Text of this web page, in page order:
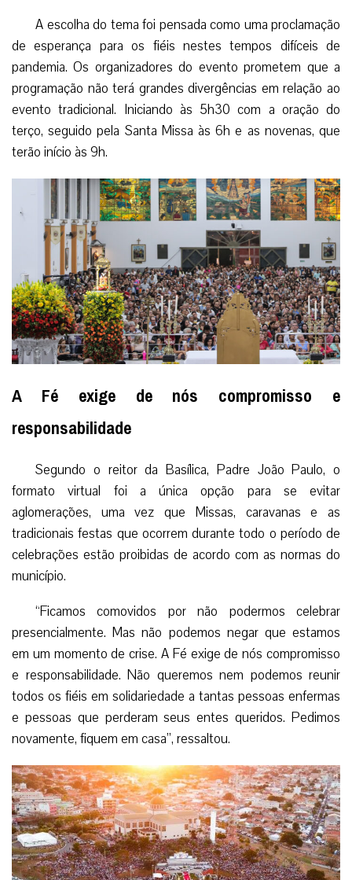
A escolha do tema foi pensada como uma proclamação
de esperança para os fiéis nestes tempos difíceis de
pandemia. Os organizadores do evento prometem que a
programação não terá grandes divergências em relação ao
evento tradicional. Iniciando às 5h30 com a oração do
terço, seguido pela Santa Missa às 6h e as novenas, que
terão início às 9h.
A Fé exige de nós compromisso e
responsabilidade
Segundo o reitor da Basílica, Padre João Paulo, o
formato virtual foi a única opção para se evitar
aglomerações, uma vez que Missas, caravanas e as
tradicionais festas que ocorrem durante todo o período de
celebrações estão proibidas de acordo com as normas do
município.
“Ficamos comovidos por não podermos celebrar
presencialmente. Mas não podemos negar que estamos
em um momento de crise. A Fé exige de nós compromisso
e responsabilidade. Não queremos nem podemos reunir
todos os fiéis em solidariedade a tantas pessoas enfermas
e pessoas que perderam seus entes queridos. Pedimos
novamente, fiquem em casa”, ressaltou.